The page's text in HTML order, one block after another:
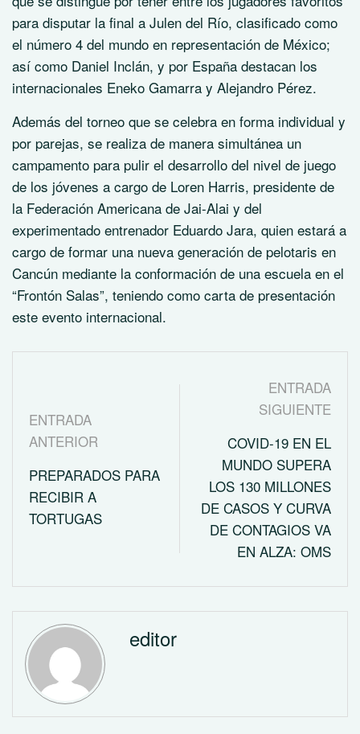
para disputar la final a Julen del Río, clasificado como
el número 4 del mundo en representación de México;
así como Daniel Inclán, y por España destacan los
internacionales Eneko Gamarra y Alejandro Pérez.
Además del torneo que se celebra en forma individual y
por parejas, se realiza de manera simultánea un
campamento para pulir el desarrollo del nivel de juego
de los jóvenes a cargo de Loren Harris, presidente de
la Federación Americana de Jai-Alai y del
experimentado entrenador Eduardo Jara, quien estará a
cargo de formar una nueva generación de pelotaris en
Cancún mediante la conformación de una escuela en el
“Frontón Salas”, teniendo como carta de presentación
este evento internacional.
ENTRADA
ANTERIOR
PREPARADOS PARA
RECIBIR A
TORTUGAS
ENTRADA
SIGUIENTE
COVID-19 EN EL
MUNDO SUPERA
LOS 130 MILLONES
DE CASOS Y CURVA
DE CONTAGIOS VA
EN ALZA: OMS
editor